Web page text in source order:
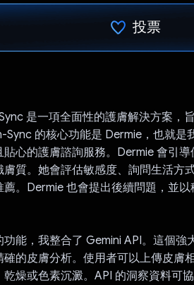
投票
是一項全面性的護膚解決方案，
Sync 的核心功能是 Dermie，也就是
心的護膚諮詢服務。Dermie 會引
質。她會評估敏感度、詢問生活方
薦。Dermie 也會提出後續問題，並
能，我整合了 Gemini API。這個強
的皮膚分析。使用者可以上傳皮膚
燥或色素沉澱。API 的洞察資料可